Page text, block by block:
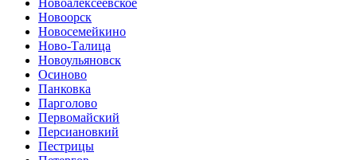
Новоорск
Новосемейкино
Ново-Талица
Новоульяновск
Осиново
Панковка
Парголово
Первомайский
Персиановкий
Пестрицы